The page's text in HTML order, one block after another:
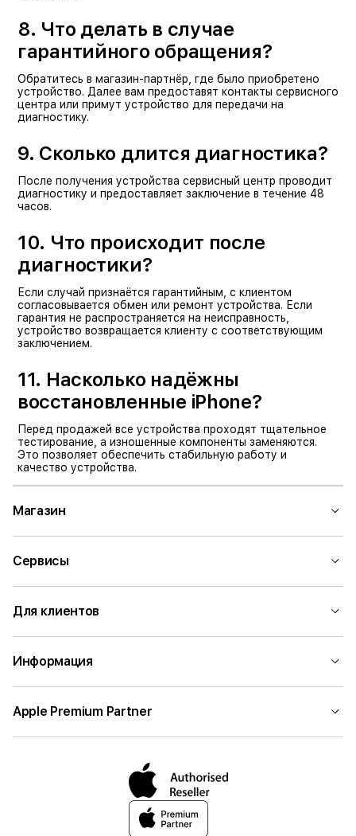
8. Что делать в случае
гарантийного обращения?
Обратитесь в магазин-партнёр, где было приобретено
устройство. Далее вам предоставят контакты сервисного
центра или примут устройство для передачи на
диагностику.
9. Сколько длится диагностика?
После получения устройства сервисный центр проводит
диагностику и предоставляет заключение в течение 48
часов.
10. Что происходит после
диагностики?
Если случай признаётся гарантийным, с клиентом
согласовывается обмен или ремонт устройства. Если
гарантия не распространяется на неисправность,
устройство возвращается клиенту с соответствующим
заключением.
11. Насколько надёжны
восстановленные iPhone?
Перед продажей все устройства проходят тщательное
тестирование, а изношенные компоненты заменяются.
Это позволяет обеспечить стабильную работу и
качество устройства.
Магазин
Сервисы
Для клиентов
Информация
Apple Premium Partner